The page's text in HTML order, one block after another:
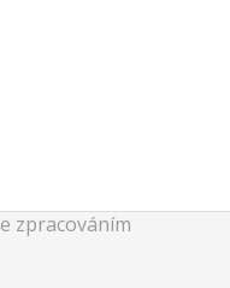
zpracováním